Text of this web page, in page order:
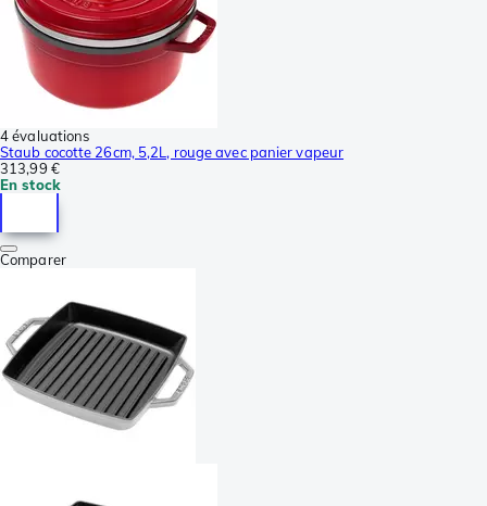
4 évaluations
Staub cocotte 26cm, 5,2L, rouge avec panier vapeur
313,99 €
En stock
Comparer